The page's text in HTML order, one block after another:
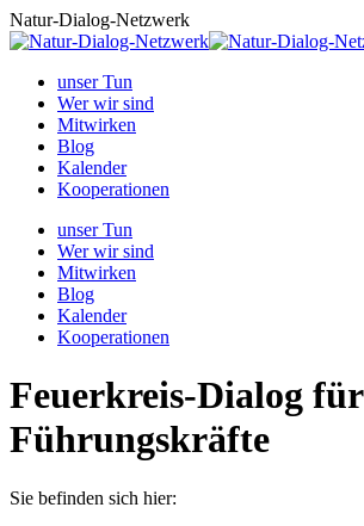
Zum
Inhalt
Natur-Dialog-Netzwerk
unser Tun
Wer wir sind
Mitwirken
Blog
Kalender
Kooperationen
unser Tun
Wer wir sind
Mitwirken
Blog
Kalender
Kooperationen
Feuerkreis-Dialog für
Führungskräfte
Sie befinden sich hier: